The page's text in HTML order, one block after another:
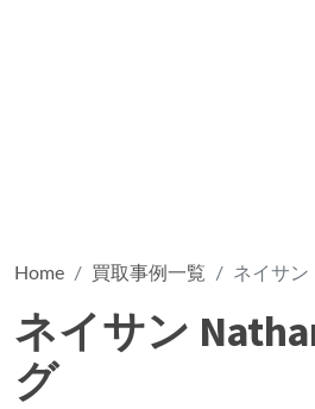
Home 買取事例一覧 ネイサン
ネイサン
グ